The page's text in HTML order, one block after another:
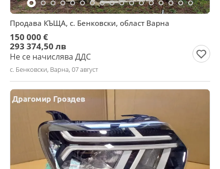
Продава КЪЩА, с. Бенковски, област Варна
150 000 €
293 374,50 лв
Не се начислява ДДС
с. Бенковски, Варна, 07 август